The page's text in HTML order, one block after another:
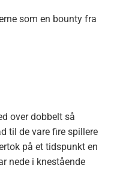
som en bounty fra
over dobbelt så
til de vare fire spillere
på et tidspunkt en
nede i knestående